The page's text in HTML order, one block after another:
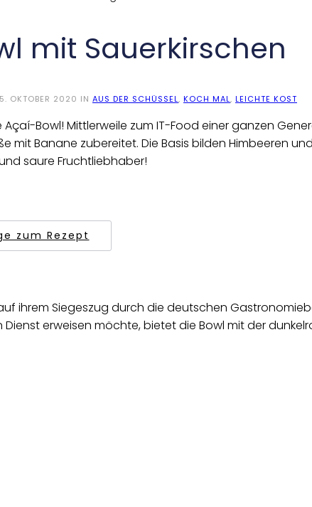
mit Sauerkirschen
5. OKTOBER 2020 IN AUS DER SCHÜSSEL, KOCH MAL, LEICHTE KOST
Bowl! Mittlerweile zum IT-Food einer ganzen
mit Banane zubereitet. Die Basis bilden Himbeeren
saure Fruchtliebhaber!
zum Rezept
ihrem Siegeszug durch die deutschen
erweisen möchte, bietet die Bowl mit der